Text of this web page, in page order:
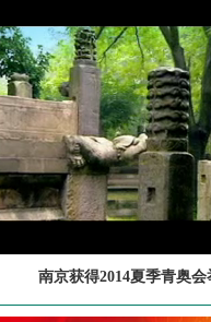
南京获得2014夏季青奥会